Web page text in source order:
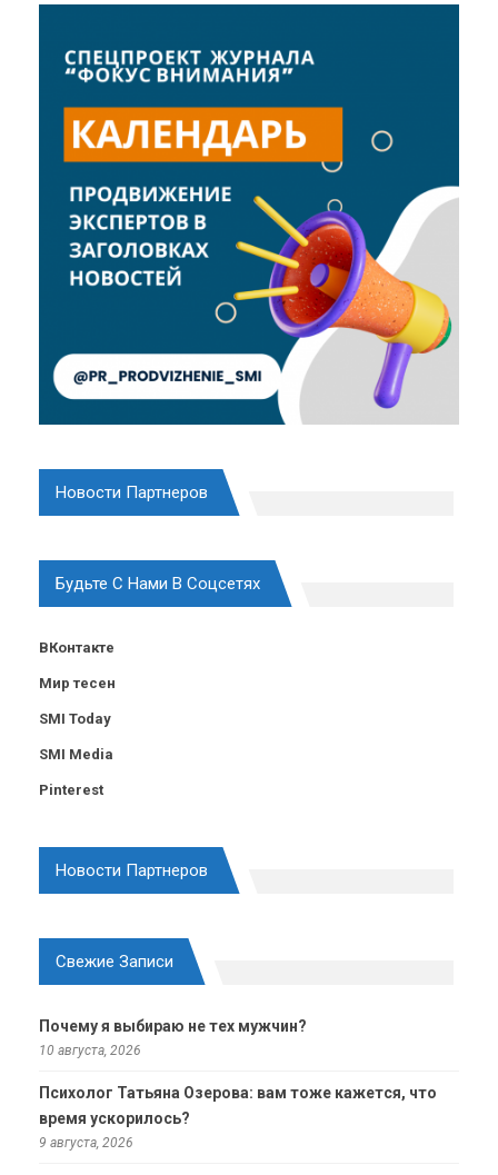
Новости Партнеров
Будьте С Нами В Соцсетях
ВКонтакте
Мир тесен
SMI Today
SMI Media
Pinterest
Новости Партнеров
Свежие Записи
Почему я выбираю не тех мужчин?
10 августа, 2026
Психолог Татьяна Озерова: вам тоже кажется, что
время ускорилось?
9 августа, 2026